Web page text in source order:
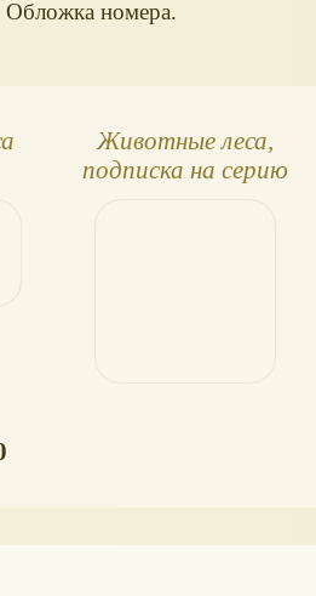
Обложка номера.
Животные леса,
подписка на серию